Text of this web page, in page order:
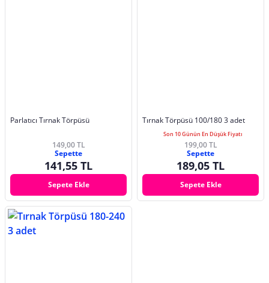
Parlatıcı Tırnak Törpüsü
149,00 TL
Sepette
141,55 TL
Sepete Ekle
Tırnak Törpüsü 100/180 3 adet
Son 10 Günün En Düşük Fiyatı
199,00 TL
Sepette
189,05 TL
Sepete Ekle